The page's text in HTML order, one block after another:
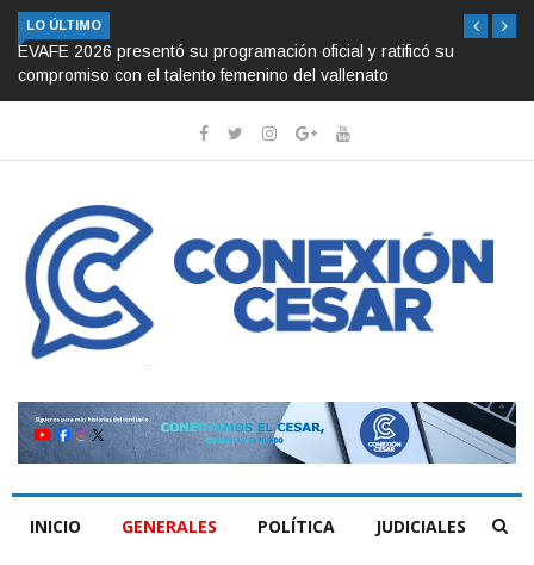
LO ÚLTIMO
EVAFE 2026 presentó su programación oficial y ratificó su
compromiso con el talento femenino del vallenato
INICIO GENERALES POLÍTICA JUDICIALES